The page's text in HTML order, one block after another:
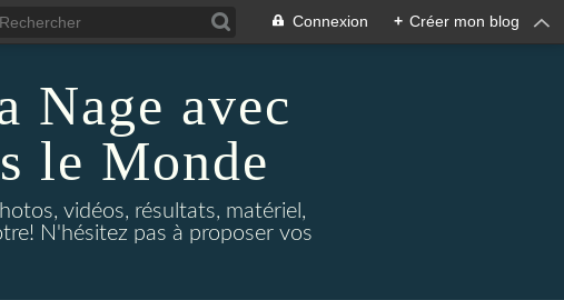
Connexion + Créer mon blog
Nage avec
le Monde
vidéos, résultats, matériel,
N'hésitez pas à proposer vos